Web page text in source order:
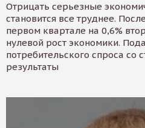
Отрицать серьезные
становится все труднее.
первом квартале на 0,6%
нулевой рост экономики.
потребительского спроса со
результаты